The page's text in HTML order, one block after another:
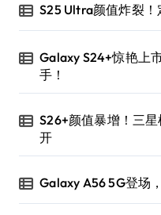
S25 Ultra颜值炸裂！
Galaxy S24+惊艳上
手！
S26+颜值暴增！三
开
Galaxy A56 5G登场